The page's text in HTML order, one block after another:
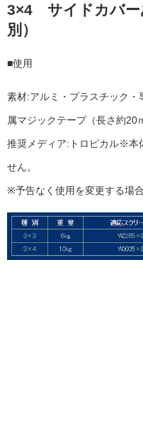
3×4 サイドカバ
別）
■使用
素材:アルミ・プラスチック
属マジックテープ（長さ約20
推奨メディア:トロピカル※本
せん。
※予告なく使用を変更する場